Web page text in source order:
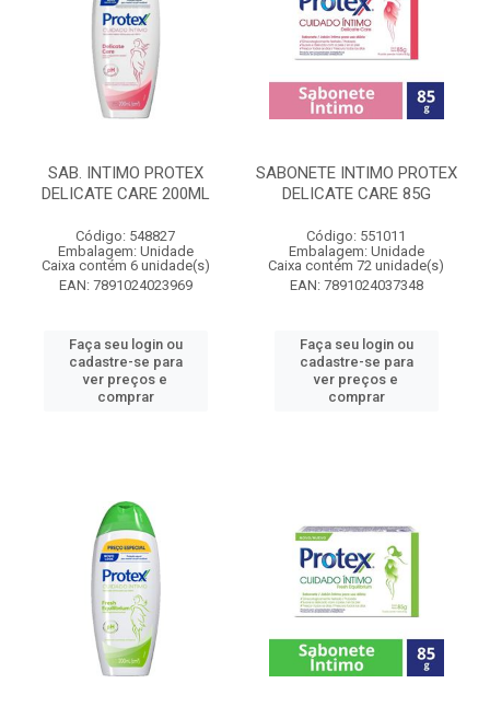
SAB. INTIMO PROTEX
DELICATE CARE 200ML
Código: 548827
Embalagem: Unidade
Caixa contém 6 unidade(s)
EAN: 7891024023969
Faça seu login ou
cadastre-se para
ver preços e
comprar
SABONETE INTIMO PROTEX
DELICATE CARE 85G
Código: 551011
Embalagem: Unidade
Caixa contém 72 unidade(s)
EAN: 7891024037348
Faça seu login ou
cadastre-se para
ver preços e
comprar